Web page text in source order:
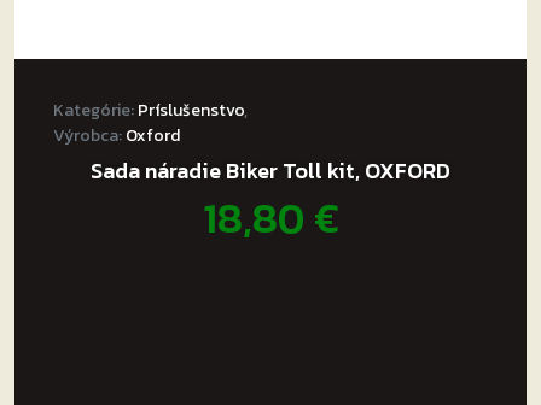
Kategórie:Príslušenstvo,
Výrobca:Oxford
Sada náradie Biker Toll kit, OXFORD
18,80€